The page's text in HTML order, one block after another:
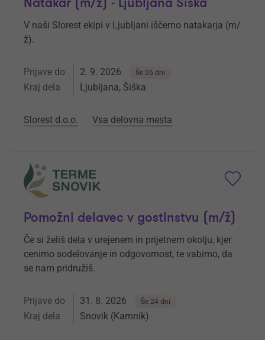
V naši Slorest ekipi v Ljubljani iščemo natakarja (m/
ž).
Prijave do 2. 9. 2026 Še 26 dni
Kraj dela Ljubljana, Šiška
Slorest d.o.o. Vsa delovna mesta
Pomožni delavec v gostinstvu (m/ž)
Če si želiš dela v urejenem in prijetnem okolju, kjer
cenimo sodelovanje in odgovornost, te vabimo, da
se nam pridružiš.
Prijave do 31. 8. 2026 Še 24 dni
Kraj dela Snovik (Kamnik)